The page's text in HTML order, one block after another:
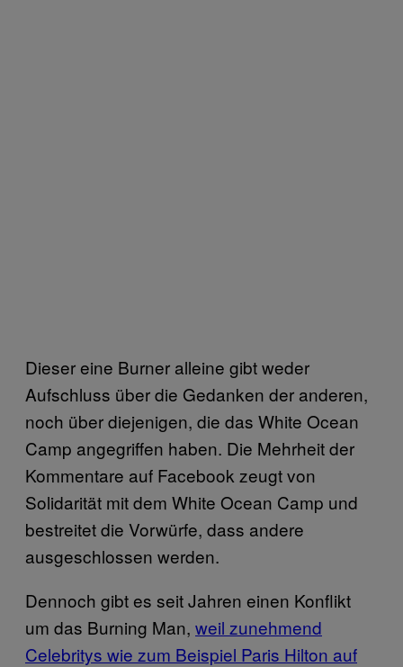
Dieser eine Burner alleine gibt weder
Aufschluss über die Gedanken der anderen,
noch über diejenigen, die das White Ocean
Camp angegriffen haben. Die Mehrheit der
Kommentare auf Facebook zeugt von
Solidarität mit dem White Ocean Camp und
bestreitet die Vorwürfe, dass andere
ausgeschlossen werden.
Dennoch gibt es seit Jahren einen Konflikt
um das Burning Man, weil zunehmend
Celebritys wie zum Beispiel Paris Hilton auf